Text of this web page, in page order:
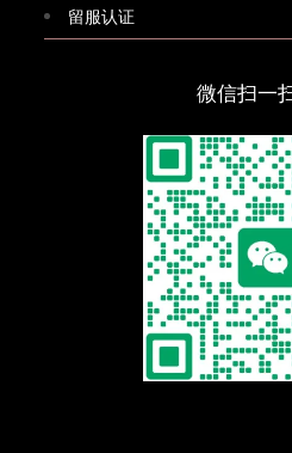
留服认证
微信扫一